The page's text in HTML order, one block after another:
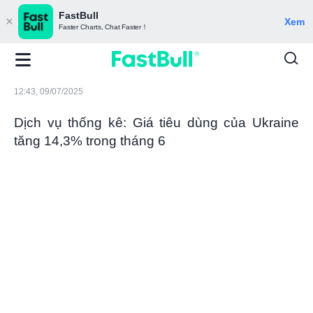
FastBull
Faster Charts, Chat Faster！ Xem
12:43, 09/07/2025
Dịch vụ thống kê: Giá tiêu dùng của Ukraine
tăng 14,3% trong tháng 6